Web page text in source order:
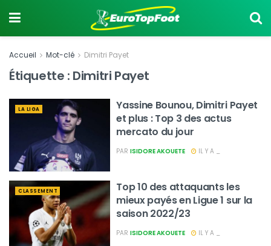
Accueil Mot-clé Dimitri Payet
Étiquette : Dimitri Payet
LA LIGA
Yassine Bounou, Dimitri Payet
et plus : Top 3 des actus
mercato du jour
PAR ISIDORE AKOUETE IL Y A _
CLASSEMENT
Top 10 des attaquants les
mieux payés en Ligue 1 sur la
saison 2022/23
PAR ISIDORE AKOUETE IL Y A _